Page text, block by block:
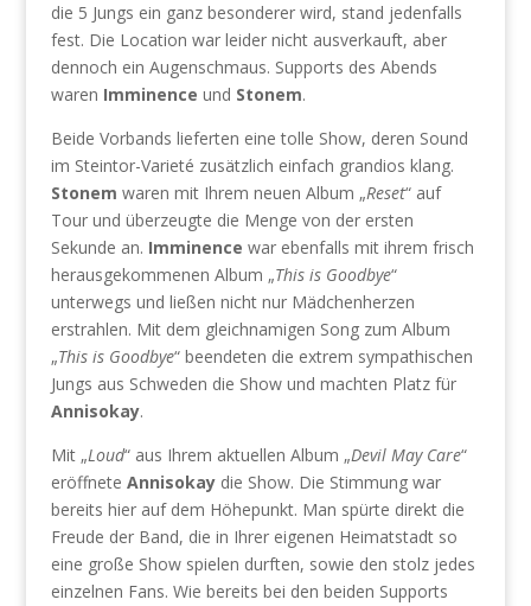
die 5 Jungs ein ganz besonderer wird, stand jedenfalls
fest. Die Location war leider nicht ausverkauft, aber
dennoch ein Augenschmaus. Supports des Abends
waren Imminence und Stonem.
Beide Vorbands lieferten eine tolle Show, deren Sound
im Steintor-Varieté zusätzlich einfach grandios klang.
Stonem waren mit Ihrem neuen Album „Reset“ auf
Tour und überzeugte die Menge von der ersten
Sekunde an. Imminence war ebenfalls mit ihrem frisch
herausgekommenen Album „This is Goodbye“
unterwegs und ließen nicht nur Mädchenherzen
erstrahlen. Mit dem gleichnamigen Song zum Album
„This is Goodbye“ beendeten die extrem sympathischen
Jungs aus Schweden die Show und machten Platz für
Annisokay.
Mit „Loud“ aus Ihrem aktuellen Album „Devil May Care“
eröffnete Annisokaydie Show. Die Stimmung war
bereits hier auf dem Höhepunkt. Man spürte direkt die
Freude der Band, die in Ihrer eigenen Heimatstadt so
eine große Show spielen durften, sowie den stolz jedes
einzelnen Fans. Wie bereits bei den beiden Supports